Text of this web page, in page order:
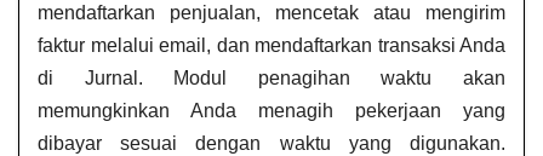
mendaftarkan penjualan, mencetak atau mengirim
faktur melalui email, dan mendaftarkan transaksi Anda
di Jurnal. Modul penagihan waktu akan
memungkinkan Anda menagih pekerjaan yang
dibayar sesuai dengan waktu yang digunakan.